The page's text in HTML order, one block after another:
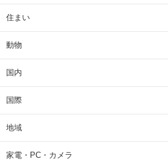
住まい
動物
国内
国際
地域
家電・PC・カメラ